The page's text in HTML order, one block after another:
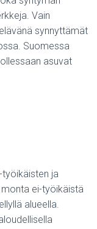
Vain
synnyttämät
Suomessa
asuvat
ja
ei-työikäistä
alueella.